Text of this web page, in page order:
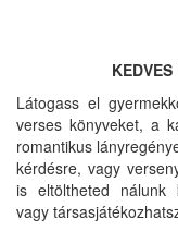
Látogass el
verses könyveket, a
romantikus
kérdésre, vagy
is eltöltheted nálunk
vagy